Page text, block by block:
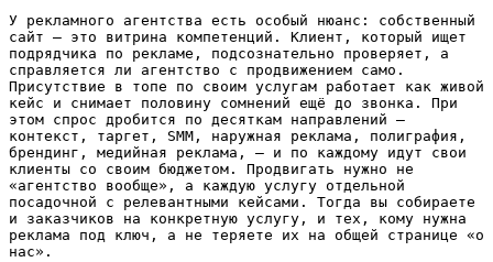
У рекламного агентства есть особый нюанс: собственный
сайт — это витрина компетенций. Клиент, который ищет
подрядчика по рекламе, подсознательно проверяет, а
справляется ли агентство с продвижением само.
Присутствие в топе по своим услугам работает как живой
кейс и снимает половину сомнений ещё до звонка. При
этом спрос дробится по десяткам направлений —
контекст, таргет, SMM, наружная реклама, полиграфия,
брендинг, медийная реклама, — и по каждому идут свои
клиенты со своим бюджетом. Продвигать нужно не
«агентство вообще», а каждую услугу отдельной
посадочной с релевантными кейсами. Тогда вы собираете
и заказчиков на конкретную услугу, и тех, кому нужна
реклама под ключ, а не теряете их на общей странице «о
нас».